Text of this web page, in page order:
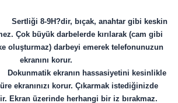
Sertliği 8-9H?dir, bıçak, anahtar gibi keskin
Çok büyük darbelerde kırılarak (cam gibi
oluşturmaz) darbeyi emerek telefonunuzun
ekranını korur.
ekranın hassasiyetini kesinlikle
ekranınızı korur. Çıkarmak istediğinizde
Ekran üzerinde herhangi bir iz bırakmaz.